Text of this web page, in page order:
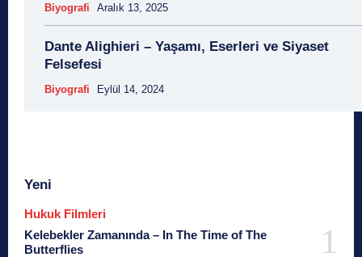
Biyografi Aralık 13, 2025
Dante Alighieri – Yaşamı, Eserleri ve Siyaset
Felsefesi
Biyografi Eylül 14, 2024
Yeni
Hukuk Filmleri
Kelebekler Zamanında – In The Time of The
Butterflies